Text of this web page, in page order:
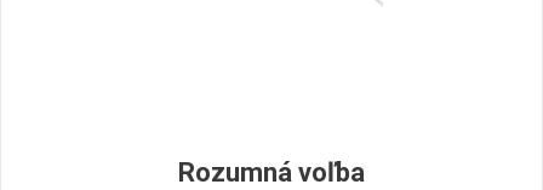
Rozumná voľba